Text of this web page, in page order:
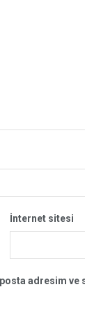
İnternet sitesi
adresim